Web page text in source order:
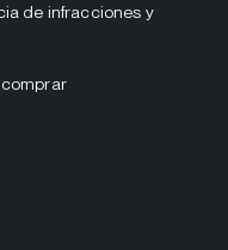
de infracciones y